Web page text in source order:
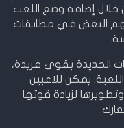
خلال إضافة وضع اللعب
البعض في مطابقات
الجديدة بقوى فريدة،
يمكن للاعبين
لزيادة قوتها